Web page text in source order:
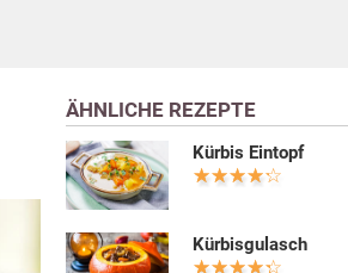
ÄHNLICHE REZEPTE
Kürbis Eintopf
Kürbisgulasch